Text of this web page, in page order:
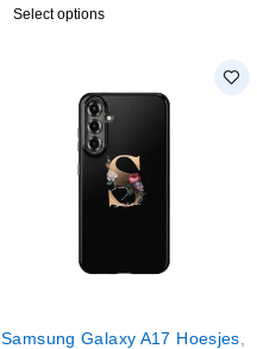
Select options
Samsung Galaxy A17 Hoesjes